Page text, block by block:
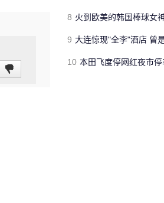
8 火到欧美的韩国棒球女神是
9 大连惊现"全李"酒店 曾
10 本田飞度停网红夜市停车场未挪车